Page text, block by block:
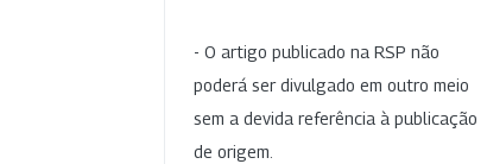
- O artigo publicado na RSP não
poderá ser divulgado em outro meio
sem a devida referência à publicação
de origem.